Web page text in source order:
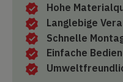
Hohe
Langlebige
Schnelle
Einfache